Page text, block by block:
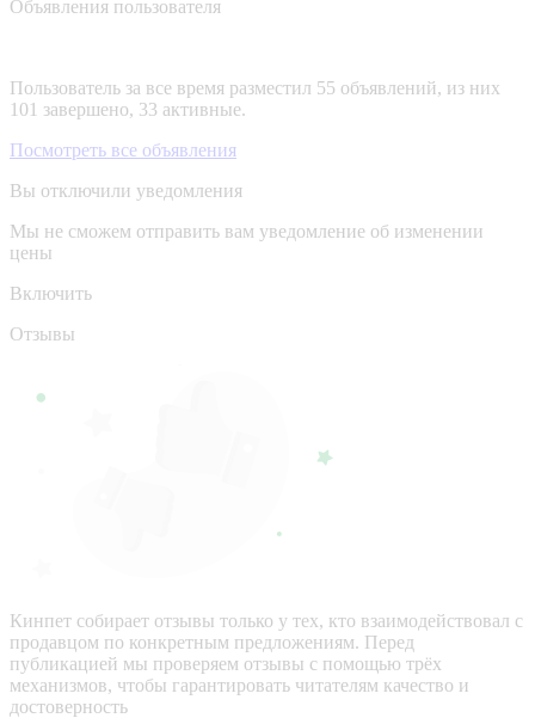
Объявления пользователя
Пользователь за все время разместил 55 объявлений, из них
101 завершено, 33 активные.
Посмотреть все объявления
Вы отключили уведомления
Мы не сможем отправить вам уведомление об изменении
цены
Включить
Отзывы
Кинпет собирает отзывы только у тех, кто взаимодействовал с
продавцом по конкретным предложениям. Перед
публикацией мы проверяем отзывы с помощью трёх
механизмов, чтобы гарантировать читателям качество и
достоверность